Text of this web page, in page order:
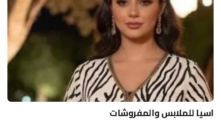
اسيا للملابس والمفروشات